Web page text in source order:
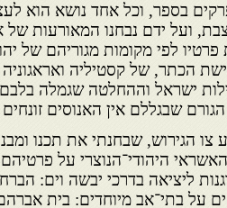
בספר, וכל אחד נושא הוא
ועל ידם נבחנו המאורעות
לפי מקומות מגוריהם של
הכתר, של קסטיליה
ישראל וההחלטה שגמלה
שבגללם אין האנוסים
צו הגירוש, שבחנתי את תכנו
היהודי־הנוצרי על
ליציאה בדרכי יבשה וים:
על בתי־אב מיוחדים: בית